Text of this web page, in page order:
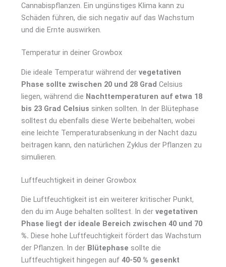
Cannabispflanzen. Ein ungünstiges Klima kann zu
Schäden führen, die sich negativ auf das Wachstum
und die Ernte auswirken.
Temperatur in deiner Growbox
Die ideale Temperatur während dervegetativen
Phase sollte zwischen 20 und 28 Grad Celsius
liegen, während die Nachttemperaturen auf etwa 18
bis 23 Grad Celsius sinken sollten. In der Blütephase
solltest du ebenfalls diese Werte beibehalten, wobei
eine leichte Temperaturabsenkung in der Nacht dazu
beitragen kann, den natürlichen Zyklus der Pflanzen zu
simulieren.
Luftfeuchtigkeit in deiner Growbox
Die Luftfeuchtigkeit ist ein weiterer kritischer Punkt,
den du im Auge behalten solltest. In dervegetativen
Phase liegt der ideale Bereich zwischen 40 und 70
%. Diese hohe Luftfeuchtigkeit fördert das Wachstum
der Pflanzen. In der Blütephase sollte die
Luftfeuchtigkeit hingegen auf40-50 % gesenkt